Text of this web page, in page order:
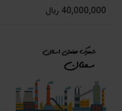
40,000,000 ریال